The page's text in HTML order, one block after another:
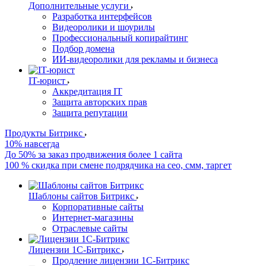
Дополнительные услуги
Разработка интерфейсов
Видеоролики и шоурилы
Профессиональный копирайтинг
Подбор домена
ИИ-видеоролики для рекламы и бизнеса
IT-юрист
Аккредитация IT
Защита авторских прав
Защита репутации
Продукты Битрикс
10% навсегда
До 50% за заказ продвижения более 1 сайта
100 % скидка при смене подрядчика на сео, смм, таргет
Шаблоны сайтов Битрикс
Корпоративные сайты
Интернет-магазины
Отраслевые сайты
Лицензии 1С-Битрикс
Продление лицензии 1С-Битрикс